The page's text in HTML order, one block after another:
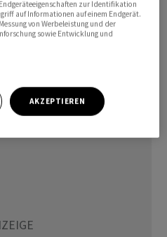
Handel zu erleichtern.
in globale
Handelssystem
des Seco weiter.
zur Identifikation
auf Informationen auf einem Endgerät.
von Werbeleistung und der
sowie Entwicklung und
AKZEPTIEREN